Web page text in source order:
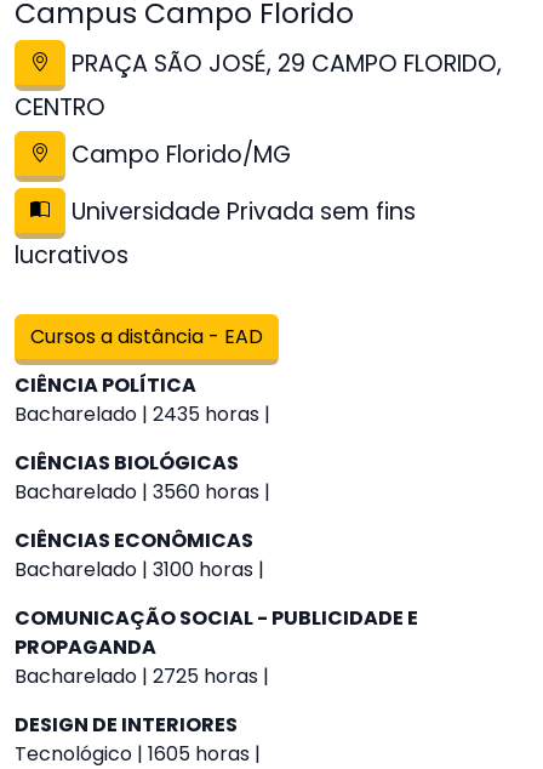
Campus Campo Florido
PRAÇA SÃO JOSÉ, 29 CAMPO FLORIDO,
CENTRO
Campo Florido/MG
Universidade Privada sem fins
lucrativos
Cursos a distância - EAD
CIÊNCIA POLÍTICA
Bacharelado | 2435 horas |
CIÊNCIAS BIOLÓGICAS
Bacharelado | 3560 horas |
CIÊNCIAS ECONÔMICAS
Bacharelado | 3100 horas |
COMUNICAÇÃO SOCIAL - PUBLICIDADE E
PROPAGANDA
Bacharelado | 2725 horas |
DESIGN DE INTERIORES
Tecnológico | 1605 horas |